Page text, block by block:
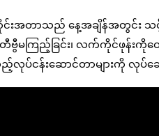
အတာသည် နေ့အချိန်အတွင်း သ
မကြည့်ခြင်း၊ လက်ကိုင်ဖုန်းကိုဝေ
သည့်လုပ်ငန်းဆောင်တာများကို လုပ်